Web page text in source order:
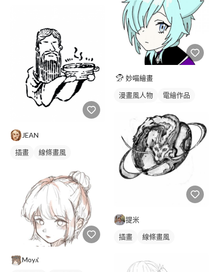
JEAN
插畫 線條畫風
Moyᴀ̆̈
妙喵繪畫
漫畫風人物
電繪作品
日式畫風
人物插畫
提米
插畫 線條畫風